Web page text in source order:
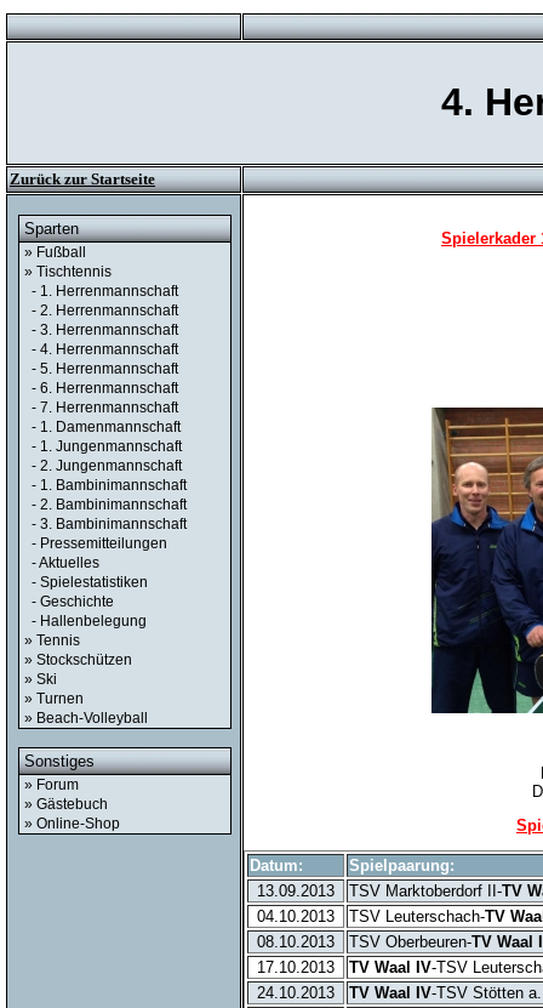
4.
Zurück zur Startseite
Sparten
» Fußball
» Tischtennis
- 1. Herrenmannschaft
- 2. Herrenmannschaft
- 3. Herrenmannschaft
- 4. Herrenmannschaft
- 5. Herrenmannschaft
- 6. Herrenmannschaft
- 7. Herrenmannschaft
- 1. Damenmannschaft
- 1. Jungenmannschaft
- 2. Jungenmannschaft
- 1. Bambinimannschaft
- 2. Bambinimannschaft
- 3. Bambinimannschaft
- Pressemitteilungen
- Aktuelles
- Spielestatistiken
- Geschichte
- Hallenbelegung
» Tennis
» Stockschützen
» Ski
» Turnen
» Beach-Volleyball
Sonstiges
» Forum
» Gästebuch
» Online-Shop
Spielerkader
Datum:
Spielpaarung:
13.09.2013
TSV Marktoberdorf II-TV
04.10.2013
TSV Leuterschach-TV
08.10.2013
TSV Oberbeuren-TV Waal
17.10.2013
TV Waal IV-TSV
24.10.2013
TV Waal IV-TSV Stötten